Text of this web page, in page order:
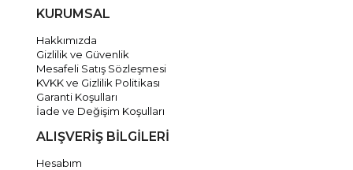
KURUMSAL
Hakkımızda
Gizlilik ve Güvenlik
Mesafeli Satış Sözleşmesi
KVKK ve Gizlilik Politikası
Garanti Koşulları
İade ve Değişim Koşulları
ALIŞVERİŞ BİLGİLERİ
Hesabım